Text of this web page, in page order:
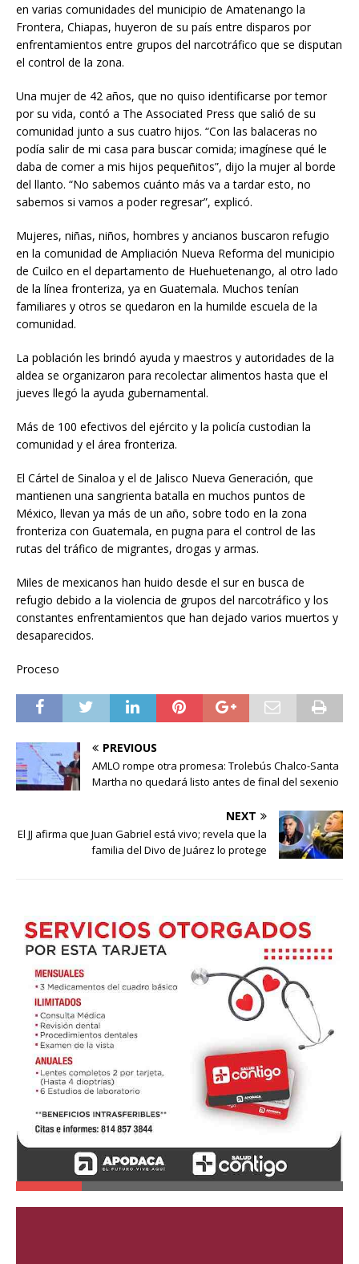
en varias comunidades del municipio de Amatenango la
Frontera, Chiapas, huyeron de su país entre disparos por
enfrentamientos entre grupos del narcotráfico que se disputan
el control de la zona.
Una mujer de 42 años, que no quiso identificarse por temor
por su vida, contó a The Associated Press que salió de su
comunidad junto a sus cuatro hijos. “Con las balaceras no
podía salir de mi casa para buscar comida; imagínese qué le
daba de comer a mis hijos pequeñitos”, dijo la mujer al borde
del llanto. “No sabemos cuánto más va a tardar esto, no
sabemos si vamos a poder regresar”, explicó.
Mujeres, niñas, niños, hombres y ancianos buscaron refugio
en la comunidad de Ampliación Nueva Reforma del municipio
de Cuilco en el departamento de Huehuetenango, al otro lado
de la línea fronteriza, ya en Guatemala. Muchos tenían
familiares y otros se quedaron en la humilde escuela de la
comunidad.
La población les brindó ayuda y maestros y autoridades de la
aldea se organizaron para recolectar alimentos hasta que el
jueves llegó la ayuda gubernamental.
Más de 100 efectivos del ejército y la policía custodian la
comunidad y el área fronteriza.
El Cártel de Sinaloa y el de Jalisco Nueva Generación, que
mantienen una sangrienta batalla en muchos puntos de
México, llevan ya más de un año, sobre todo en la zona
fronteriza con Guatemala, en pugna para el control de las
rutas del tráfico de migrantes, drogas y armas.
Miles de mexicanos han huido desde el sur en busca de
refugio debido a la violencia de grupos del narcotráfico y los
constantes enfrentamientos que han dejado varios muertos y
desaparecidos.
Proceso
PREVIOUS
AMLO rompe otra promesa: Trolebús Chalco-Santa
Martha no quedará listo antes de final del sexenio
NEXT
El JJ afirma que Juan Gabriel está vivo; revela que la
familia del Divo de Juárez lo protege